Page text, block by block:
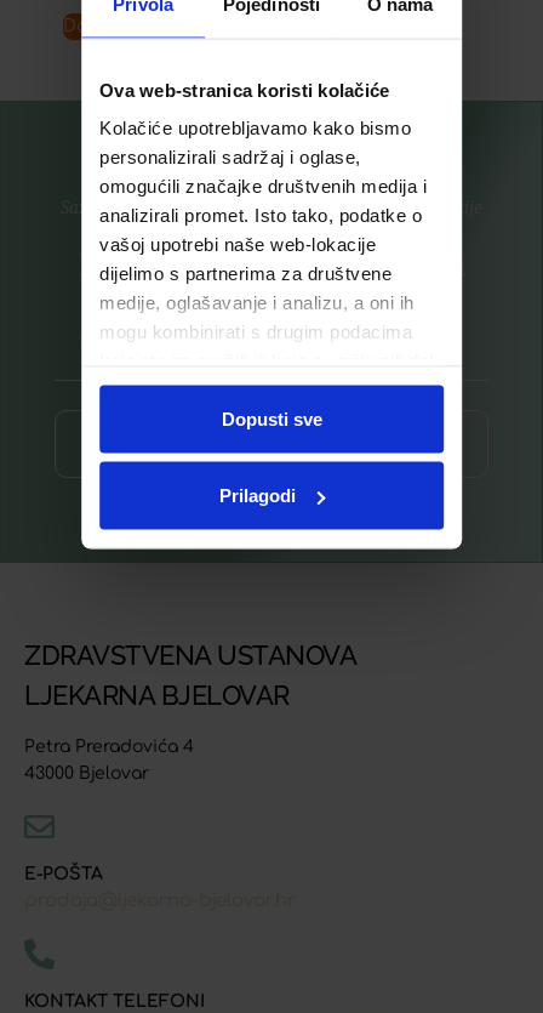
Ova web-stranica koristi kolačiće
Kolačiće upotrebljavamo kako bismo
personalizirali sadržaj i oglase,
omogućili značajke društvenih medija i
analizirali promet. Isto tako, podatke o
vašoj upotrebi naše web-lokacije
dijelimo s partnerima za društvene
medije, oglašavanje i analizu, a oni ih
mogu kombinirati s drugim podacima
ste upotrebljavali njihove usluge.
Dopusti sve
Prilagodi
Dodaj u košaricu
Saznajte prvi za nove proizvode i ekskluzivne promocije
Prijavite se na listu za novosti
ZDRAVSTVENA USTANOVA
LJEKARNA BJELOVAR
Petra Preradovića 4
43000 Bjelovar
E-POŠTA
KONTAKT TELEFONI